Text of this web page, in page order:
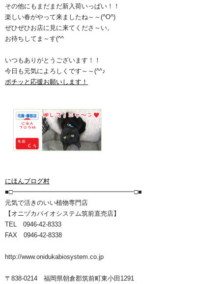
その他にもまだまだ新入荷いっぱい！！
楽しい春がやって来ましたね～～(^O^)
ぜひぜひお店に見に来てくださ～い。
お待ちしてま～す(^^ゞ
いつもありがとうございます！！
今日も元気によろしくです～～(^^♪
ポチッと応援お願いします！
にほんブログ村
■□━━━━━━━━━━━━━━━━━━━□■
元気で活きのいい植物専門店
【オニヅカバイオシステム筑前直売店】
TEL 0946-42-8333
FAX 0946-42-8338
http://www.onidukabiosystem.co.jp
〒838-0214 福岡県朝倉郡筑前町東小田1291